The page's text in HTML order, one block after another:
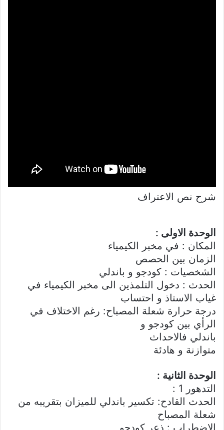
شرح نص الاعتراف
الوحدة الاولى :
المكان : في مخبر الكيمياء
الزمان بين الحصص
الشخصيات : كودجو و باندلي
الحدث : دخول التلمذين الى مخبر الكيمياء في
غياب الاستاذ و احتساب
درجة حرارة شعلة المصباح: رغم الاختلاف في
الرأي بين كودجو و
باندلي فالاحداث
متوازنة و هادئة
الوحدة الثانية :
التدهور 1 :
الحدث القادح: تكسير باندلي للميزان بتقريبه من
شعلة المصباح